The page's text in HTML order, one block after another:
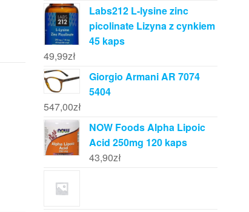
Labs212 L-lysine zinc
picolinate Lizyna z cynkiem
45 kaps
49,99zł
Giorgio Armani AR 7074
5404
547,00zł
NOW Foods Alpha Lipoic
Acid 250mg 120 kaps
43,90zł